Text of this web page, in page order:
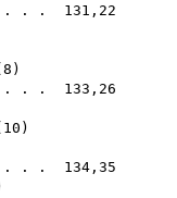
. 131,22
8 )
. . 133,26
10 )
. 134,35